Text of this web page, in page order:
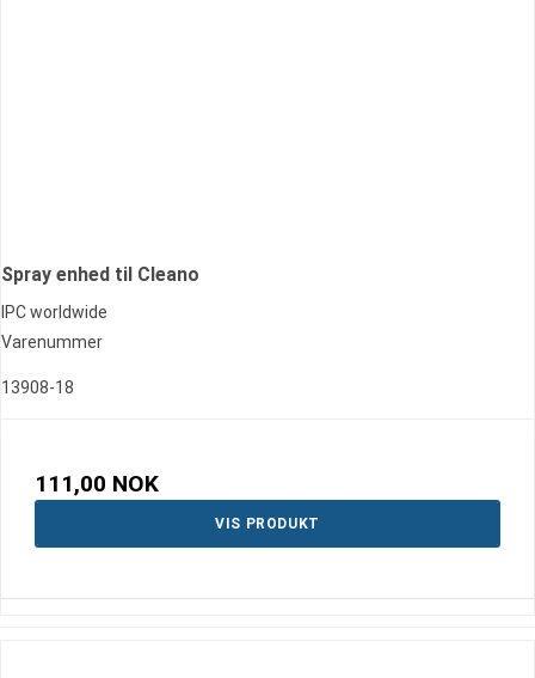
Spray enhed til Cleano
IPC worldwide
Varenummer
13908-18
111,00 NOK
VIS PRODUKT